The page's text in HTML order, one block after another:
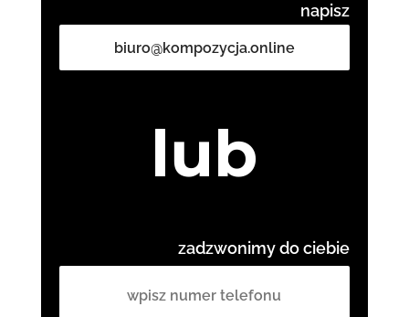
napisz
biuro@kompozycja.online
lub
zadzwonimy do ciebie